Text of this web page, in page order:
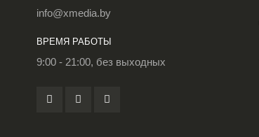
info@xmedia.by
ВРЕМЯ РАБОТЫ
9:00 - 21:00, без выходных